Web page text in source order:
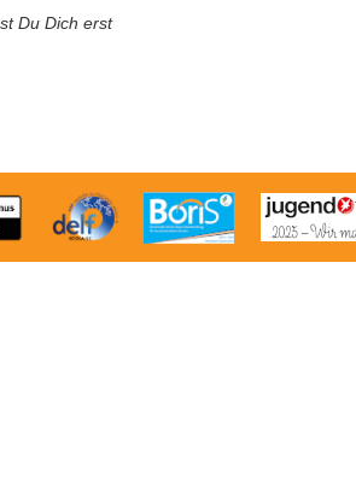
Du Dich erst